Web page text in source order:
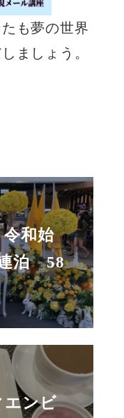
も夢の世界
ましょう。
和始
泊 58
エンビ